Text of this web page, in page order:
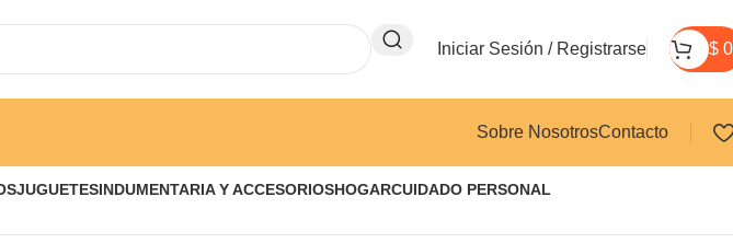
Iniciar Sesión / Registrarse $ 0
Sobre NosotrosContacto
JUGUETESINDUMENTARIA Y ACCESORIOSHOGARCUIDADO PERSONAL